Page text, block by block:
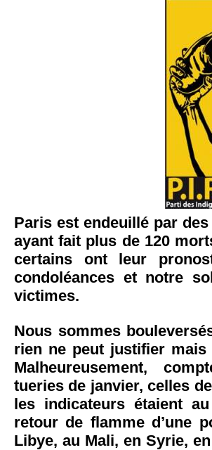
Paris est endeuillé par
ayant fait plus de 120
certains ont leur
condoléances et notre
victimes.
Nous sommes
rien ne peut justifier
Malheureusement,
tueries de janvier, celles
les indicateurs étaient
retour de flamme d’une
Libye, au Mali, en Syrie,